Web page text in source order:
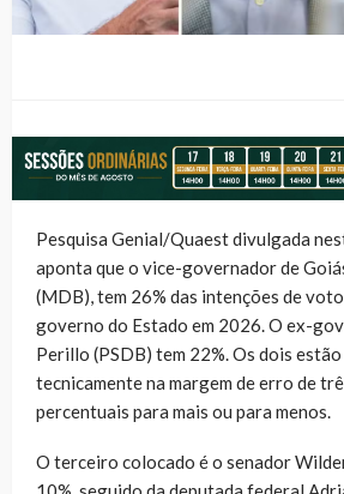
Pesquisa Genial/Quaest divulgada
aponta que o vice-governador de
(MDB), tem 26% das intenções de
governo do Estado em 2026. O ex-
Perillo (PSDB) tem 22%. Os dois
tecnicamente na margem de erro de
percentuais para mais ou para menos.
O terceiro colocado é o senador